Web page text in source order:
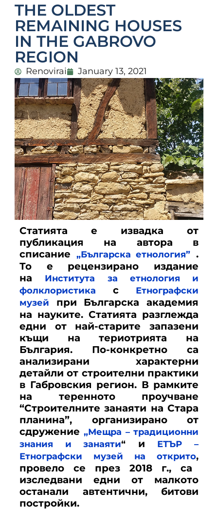
THE OLDEST
REMAINING HOUSES
IN THE GABROVO
REGION
Renovirai January 13, 2021
Статията е извадка от
публикация на автора в
списание „Българска етнология” .
То е рецензирано издание
на Института за етнология и
фолклористика с
Етнографски
музей при Българска академия
на науките. Статията разглежда
едни от най-старите запазени
къщи на териотрията на
България. По-конкретно са
анализирани характерни
детайли от строителни практики
в Габровския регион. В рамките
на теренното проучване
“Строителните занаяти на Стара
планина”, организирано от
сдружение „Мещра – традиционни
знания и занаяти“ и ЕТЪР –
Етнографски музей на открито,
провело се през 2018 г., са
изследвани едни от малкото
останали автентични, битови
постройки.